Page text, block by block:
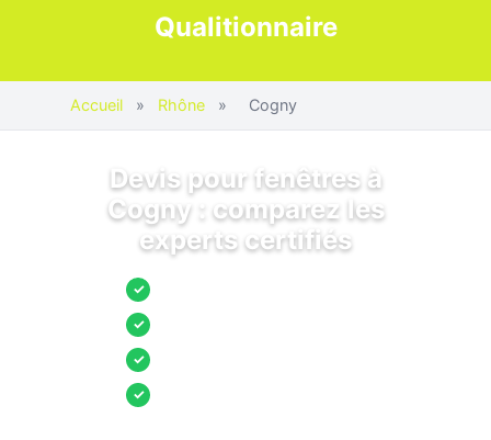
Qualitionnaire
Accueil » Rhône » Cogny
Devis pour fenêtres à
Cogny : comparez les
experts certifiés
✓
✓
✓
✓